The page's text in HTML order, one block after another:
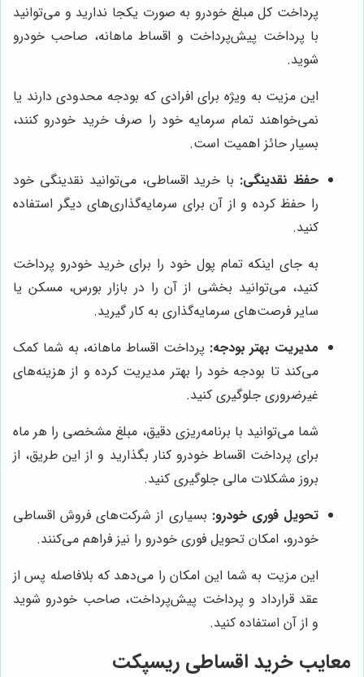
پرداخت کل مبلغ خودرو به صورت یکجا ندارید و می‌توانید
با پرداخت پیش‌پرداخت و اقساط ماهانه، صاحب خودرو
شوید.
این مزیت به ویژه برای افرادی که بودجه محدودی دارند یا
نمی‌خواهند تمام سرمایه خود را صرف خرید خودرو کنند،
بسیار حائز اهمیت است.
حفظ نقدینگی: با خرید اقساطی، می‌توانید نقدینگی خود
را حفظ کرده و از آن برای سرمایه‌گذاری‌های دیگر استفاده
کنید.
به جای اینکه تمام پول خود را برای خرید خودرو پرداخت
کنید، می‌توانید بخشی از آن را در بازار بورس، مسکن یا
سایر فرصت‌های سرمایه‌گذاری به کار گیرید.
مدیریت بهتر بودجه: پرداخت اقساط ماهانه، به شما کمک
می‌کند تا بودجه خود را بهتر مدیریت کرده و از هزینه‌های
غیرضروری جلوگیری کنید.
شما می‌توانید با برنامه‌ریزی دقیق، مبلغ مشخصی را هر ماه
برای پرداخت اقساط خودرو کنار بگذارید و از این طریق، از
بروز مشکلات مالی جلوگیری کنید.
تحویل فوری خودرو: بسیاری از شرکت‌های فروش اقساطی
خودرو، امکان تحویل فوری خودرو را نیز فراهم می‌کنند.
این مزیت به شما این امکان را می‌دهد که بلافاصله پس از
عقد قرارداد و پرداخت پیش‌پرداخت، صاحب خودرو شوید
و از آن استفاده کنید.
معایب خرید اقساطی ریسپکت